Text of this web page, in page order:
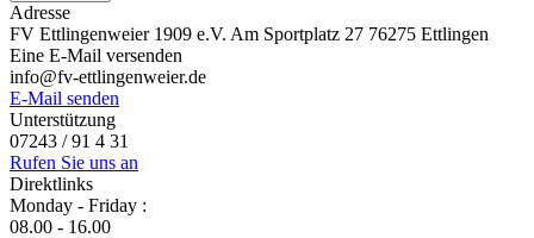
Adresse
FV Ettlingenweier 1909 e.V. Am Sportplatz 27 76275 Ettlingen
Eine E-Mail versenden
info@fv-ettlingenweier.de
E-Mail senden
Unterstützung
07243 / 91 4 31
Rufen Sie uns an
Direktlinks
Monday - Friday :
08.00 - 16.00